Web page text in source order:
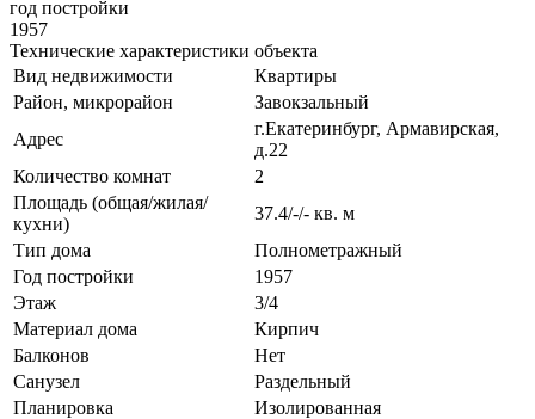
год постройки
1957
Технические характеристики объекта
Вид недвижимости
Квартиры
Район, микрорайон
Завокзальный
Адрес
г.Екатеринбург, Армавирская,
д.22
Количество комнат
2
Площадь (общая/жилая/
кухни)
37.4/-/- кв. м
Тип дома
Полнометражный
Год постройки
1957
Этаж
3/4
Материал дома
Кирпич
Балконов
Нет
Санузел
Раздельный
Планировка
Изолированная